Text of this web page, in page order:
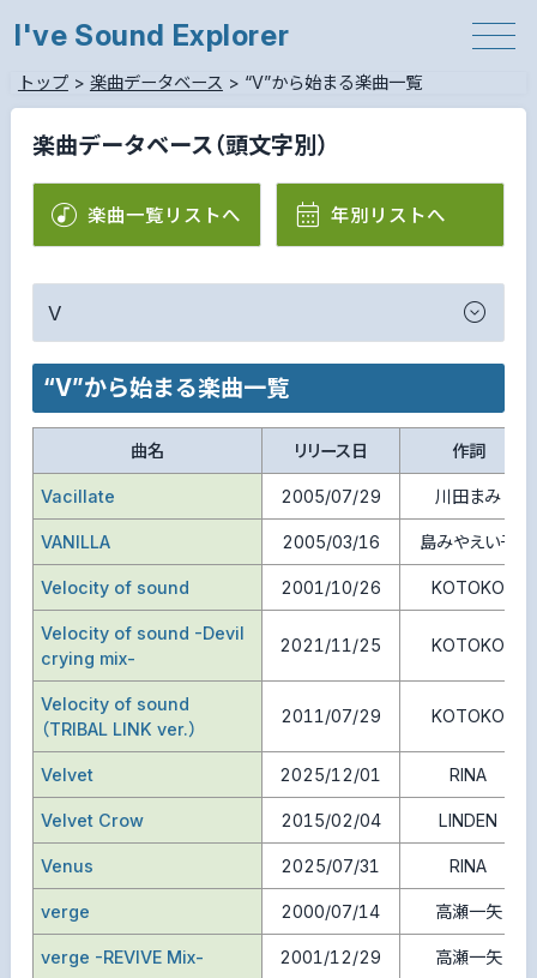
I've Sound Explorer
トップ> 楽曲データベース > “V”から始まる楽曲一覧
楽曲データベース（頭文字別）
楽曲一覧リストへ 年別リストへ
V
“V”から始まる楽曲一覧
曲名 リリース日 作詞
Vacillate 2005/07/29 川田まみ
VANILLA 2005/03/16 島みやえい子
Velocity of sound 2001/10/26 KOTOKO
Velocity of sound -Devil
crying mix-
2021/11/25 KOTOKO
Velocity of sound
（TRIBAL LINK ver.）
2011/07/29 KOTOKO
Velvet 2025/12/01 RINA
Velvet Crow 2015/02/04 LINDEN
Venus 2025/07/31 RINA
verge 2000/07/14 高瀬一矢
verge -REVIVE Mix- 2001/12/29 高瀬一矢